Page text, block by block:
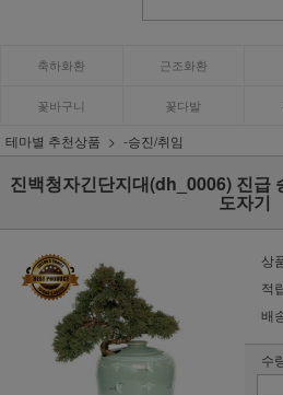
축하화환 근조화환
꽃바구니 꽃다발
테마별 추천상품 -승진/취임
진백청자긴단지대(dh_0006) 진급
도자기
상
적
배
수